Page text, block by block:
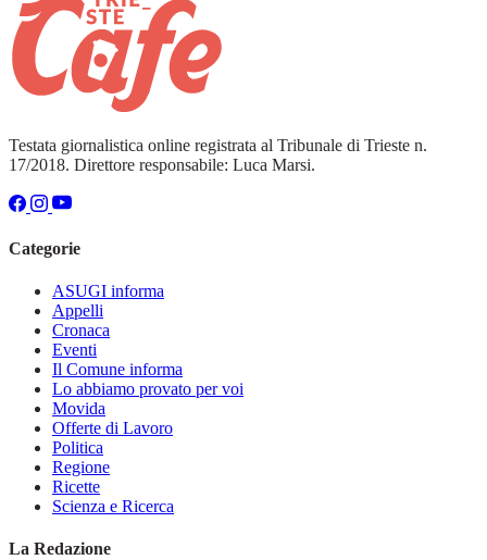
Testata giornalistica online registrata al Tribunale di Trieste n.
17/2018. Direttore responsabile: Luca Marsi.
Categorie
ASUGI informa
Appelli
Cronaca
Eventi
Il Comune informa
Lo abbiamo provato per voi
Movida
Offerte di Lavoro
Politica
Regione
Ricette
Scienza e Ricerca
La Redazione